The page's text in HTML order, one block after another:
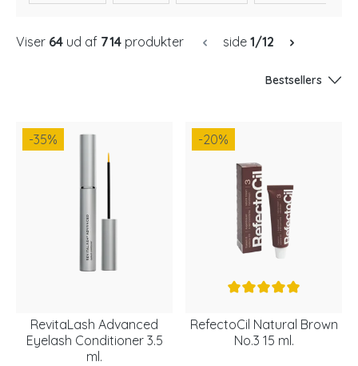
Viser 64 ud af 714 produkter side 1/12
Bestsellers
-35%
RevitaLash Advanced
Eyelash Conditioner 3.5
ml.
-20%
RefectoCil Natural Brown
No.3 15 ml.